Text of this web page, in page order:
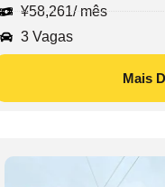
¥58,261/ mês
3 Vagas
Mais